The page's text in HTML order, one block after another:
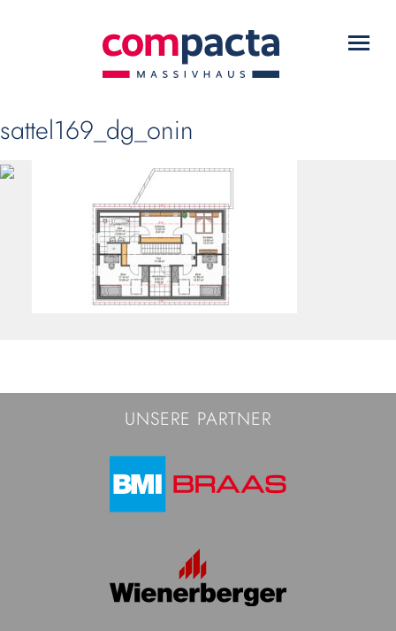
WARUM COMPACTA?
HAUSTYPEN
SERVICE
DOWNLOADS
KONTAKT
sattel169_dg_onin
UNSERE PARTNER